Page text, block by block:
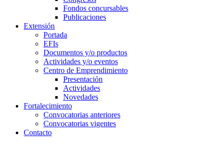
Fondos concursables
Publicaciones
Extensión
Portada
EFIs
Documentos y/o productos
Actividades y/o eventos
Centro de Emprendimiento
Presentación
Actividades
Novedades
Fortalecimiento
Convocatorias anteriores
Convocatorias vigentes
Contacto